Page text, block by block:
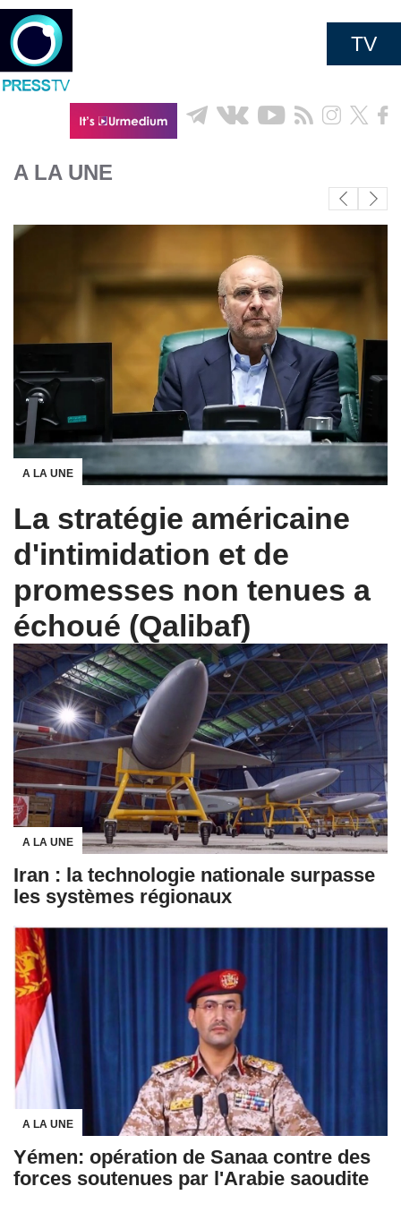
TV
A LA UNE
A LA UNE
La stratégie américaine
d'intimidation et de
promesses non tenues a
échoué (Qalibaf)
A LA UNE
Iran : la technologie nationale surpasse
les systèmes régionaux
A LA UNE
Yémen: opération de Sanaa contre des
forces soutenues par l'Arabie saoudite